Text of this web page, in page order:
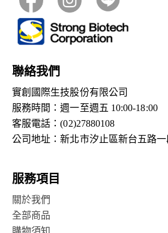
聯絡我們
實創國際生技股份有限公司
服務時間：週一至週五 10:00-18:00
客服電話：(02)27880108
公司地址：新北市汐止區新台五路一
服務項目
關於我們
全部商品
購物須知